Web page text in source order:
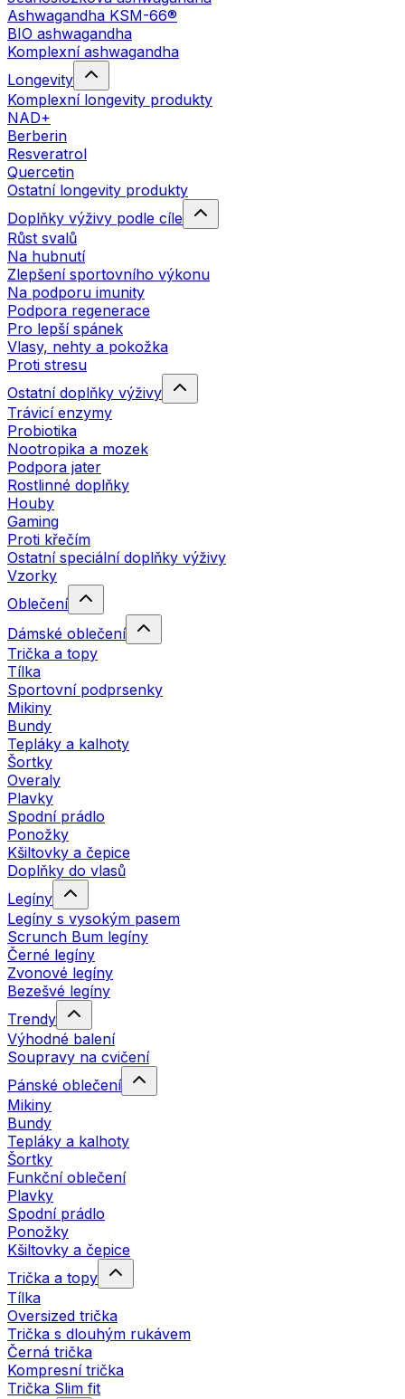
Ashwagandha KSM-66®
BIO ashwagandha
Komplexní ashwagandha
Longevity
Komplexní longevity produkty
NAD+
Berberin
Resveratrol
Quercetin
Ostatní longevity produkty
Doplňky výživy podle cíle
Růst svalů
Na hubnutí
Zlepšení sportovního výkonu
Na podporu imunity
Podpora regenerace
Pro lepší spánek
Vlasy, nehty a pokožka
Proti stresu
Ostatní doplňky výživy
Trávicí enzymy
Probiotika
Nootropika a mozek
Podpora jater
Rostlinné doplňky
Houby
Gaming
Proti křečím
Ostatní speciální doplňky výživy
Vzorky
Oblečení
Dámské oblečení
Trička a topy
Tílka
Sportovní podprsenky
Mikiny
Bundy
Tepláky a kalhoty
Šortky
Overaly
Plavky
Spodní prádlo
Ponožky
Kšiltovky a čepice
Doplňky do vlasů
Legíny
Legíny s vysokým pasem
Scrunch Bum legíny
Černé legíny
Zvonové legíny
Bezešvé legíny
Trendy
Výhodné balení
Soupravy na cvičení
Pánské oblečení
Mikiny
Bundy
Tepláky a kalhoty
Šortky
Funkční oblečení
Plavky
Spodní prádlo
Ponožky
Kšiltovky a čepice
Trička a topy
Tílka
Oversized trička
Trička s dlouhým rukávem
Černá trička
Kompresní trička
Trička Slim fit